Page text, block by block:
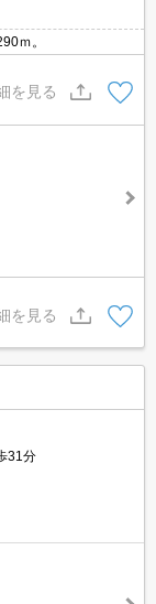
ｍ。
を見る
を見る
31分